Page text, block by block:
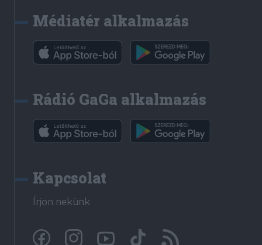
Médiatér alkalmazás
Rádió GaGa alkalmazás
Kapcsolat
Írjon nekünk